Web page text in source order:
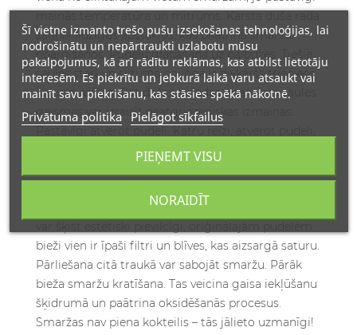
Šī vietne izmanto trešo pušu izsekošanas tehnoloģijas, lai
nodrošinātu un nepārtraukti uzlabotu mūsu
pakalpojumus, kā arī rādītu reklāmas, kas atbilst lietotāju
interesēm. Es piekrītu un jebkurā laikā varu atsaukt vai
mainīt savu piekrišanu, kas stāsies spēkā nākotnē.
Privātuma politika Pielāgot sīkfailus
NORAIDĪT
PIEŅEMT VISU